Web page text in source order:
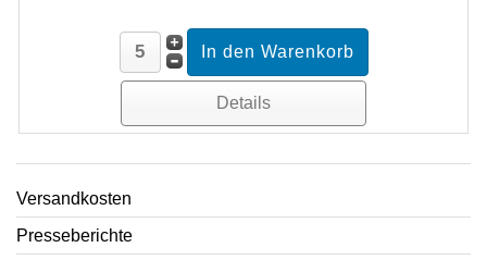
Details
Versandkosten
Presseberichte